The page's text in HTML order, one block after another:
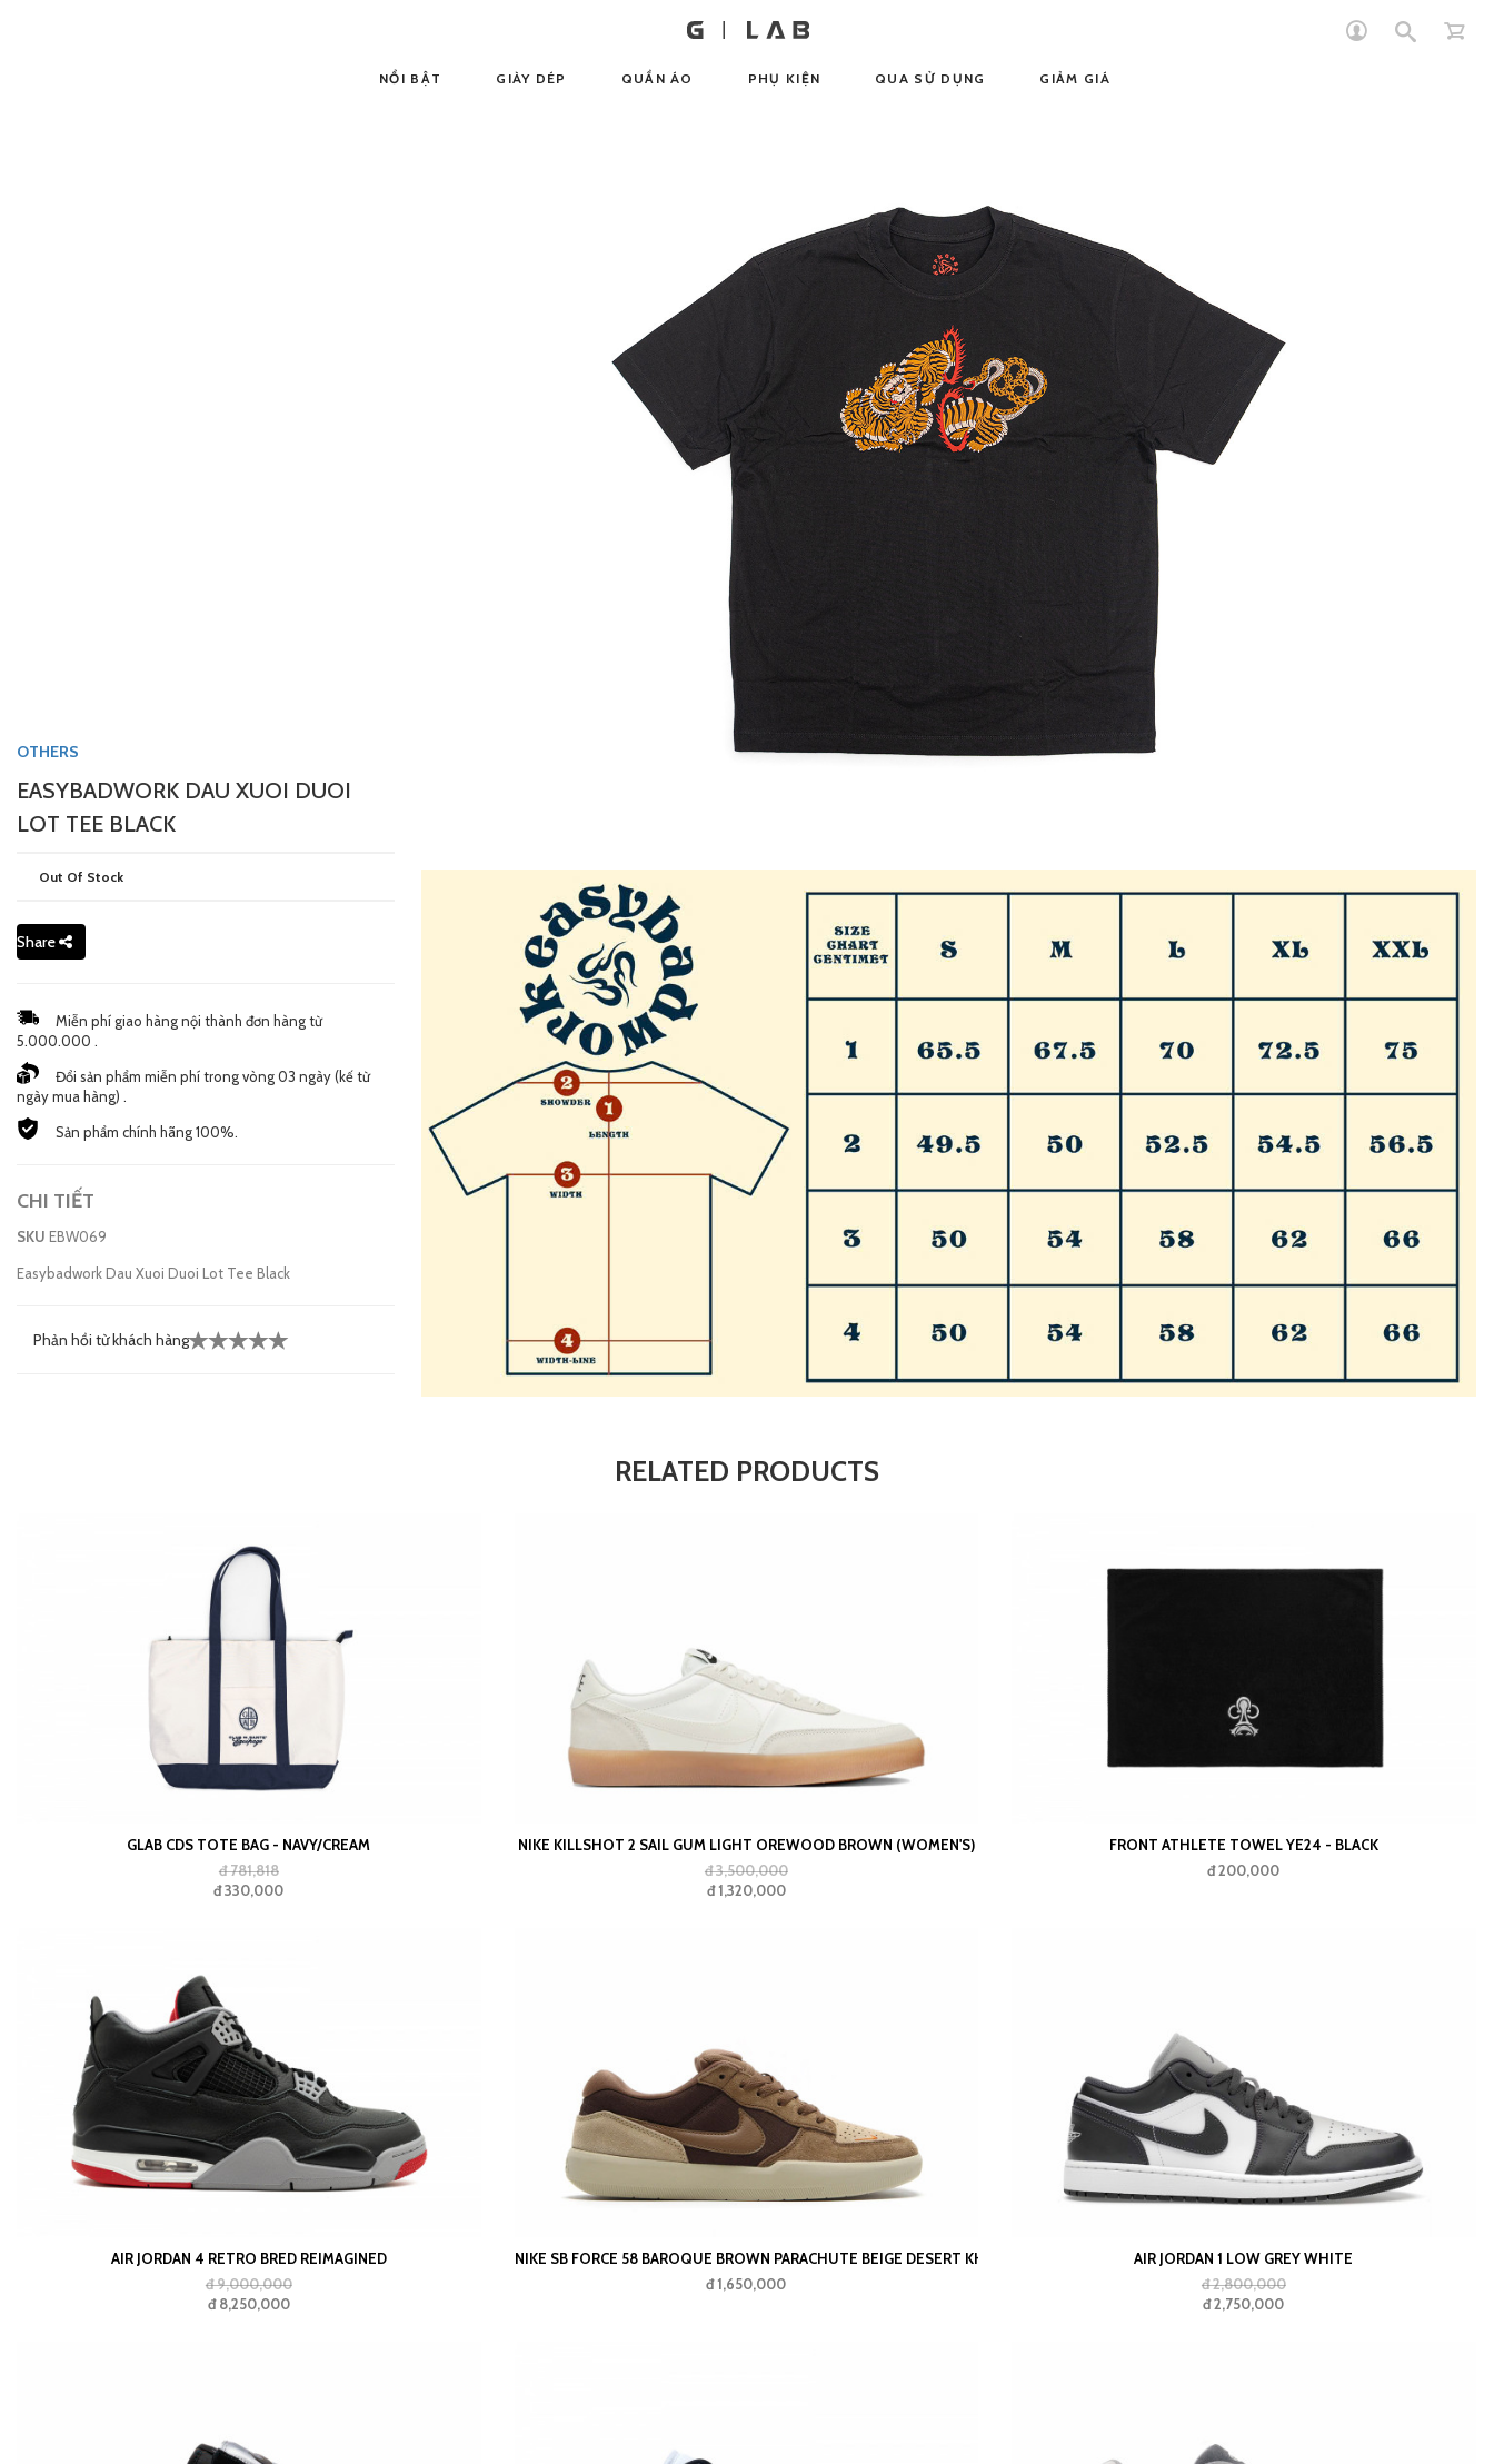
NỔI BẬT GIÀY DÉP QUẦN ÁO PHỤ KIỆN QUA SỬ DỤNG GIẢM GIÁ
OTHERS
EASYBADWORK DAU XUOI DUOI
LOT TEE BLACK
Out Of Stock
Share
Miễn phí giao hàng nội thành đơn hàng từ
5.000.000 .
Đổi sản phẩm miễn phí trong vòng 03 ngày (kế từ
ngày mua hàng) .
Sản phẩm chính hãng 100%.
CHI TIẾT
SKU EBW069
Easybadwork Dau Xuoi Duoi Lot Tee Black
Phản hồi từ khách hàng
RELATED PRODUCTS
GLAB CDS TOTE BAG - NAVY/CREAM
đ 781,818
đ 330,000
NIKE KILLSHOT 2 SAIL GUM LIGHT OREWOOD BROWN (WOMEN'S)
đ 3,500,000
đ 1,320,000
FRONT ATHLETE TOWEL YE24 - BLACK
đ 200,000
AIR JORDAN 4 RETRO BRED REIMAGINED
đ 9,000,000
đ 8,250,000
NIKE SB FORCE 58 BAROQUE BROWN PARACHUTE BEIGE DESERT KHAKI MOSSWOOD BROWN
đ 1,650,000
AIR JORDAN 1 LOW GREY WHITE
đ 2,800,000
đ 2,750,000